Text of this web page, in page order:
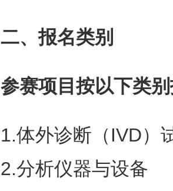
二、报名类别
参赛项目按以下类
1.体外诊断（IVD）
2.分析仪器与设备